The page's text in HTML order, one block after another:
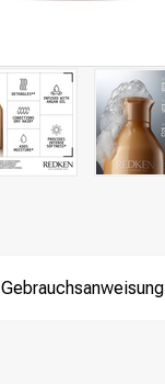
Gebrauchsanweisung